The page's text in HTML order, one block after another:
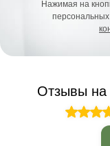
Нажимая на
Отзывы на